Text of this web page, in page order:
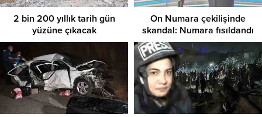
2 bin 200 yıllık tarih gün
yüzüne çıkacak
On Numara çekilişinde
skandal: Numara fısıldandı